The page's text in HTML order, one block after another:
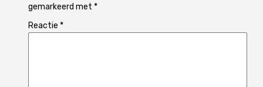
gemarkeerd met *
Reactie *